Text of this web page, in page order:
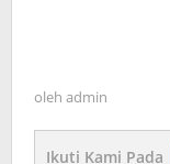
oleh admin
Ikuti Kami Pada